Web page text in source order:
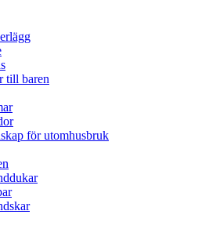
till baren
för utomhusbruk